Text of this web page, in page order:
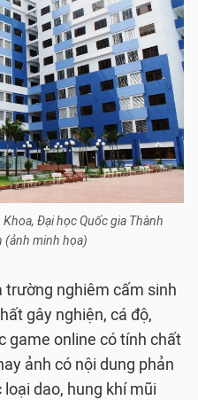
Đại học Quốc gia Thành
(ảnh minh họa)
trường nghiêm cấm sinh
gây nghiện, cá độ,
game online có tính chất
ảnh có nội dung phản
dao, hung khí mũi